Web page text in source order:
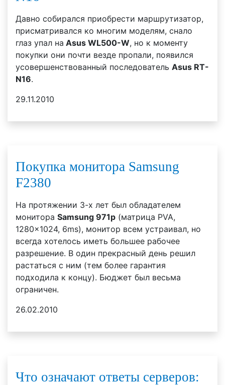
Давно собирался приобрести маршрутизатор,
присматривался ко многим моделям, снало
глаз упал на Asus WL500-W, но к моменту
покупки они почти везде пропали, появился
усовершенствованный последователь Asus RT-
N16.
29.11.2010
Покупка монитора Samsung
F2380
На протяжении 3-х лет был обладателем
монитора Samsung 971p (матрица PVA,
1280x1024, 6ms), монитор всем устраивал, но
всегда хотелось иметь большее рабочее
разрешение. В один прекрасный день решил
растаться с ним (тем более гарантия
подходила к концу). Бюджет был весьма
ограничен.
26.02.2010
Что означают ответы серверов: